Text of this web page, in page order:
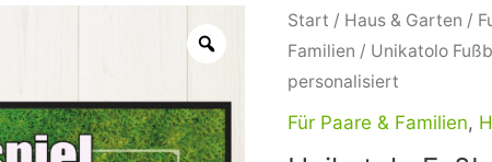
Start / Haus & Garten /
Familien / Unikatolo
personalisiert
Für Paare & Familien,
Unikatolo
Fußball
Fußmatte
Heimspiel